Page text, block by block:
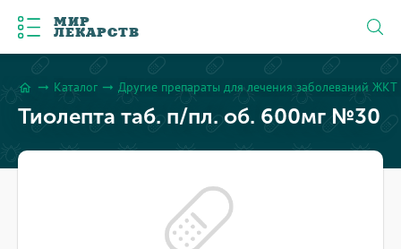
МИР
ЛЕКАРСТВ
home arrow_right_alt Каталог arrow_right_alt Другие препараты для лечения заболеваний
Тиолепта таб. п/пл. об. 600мг №30